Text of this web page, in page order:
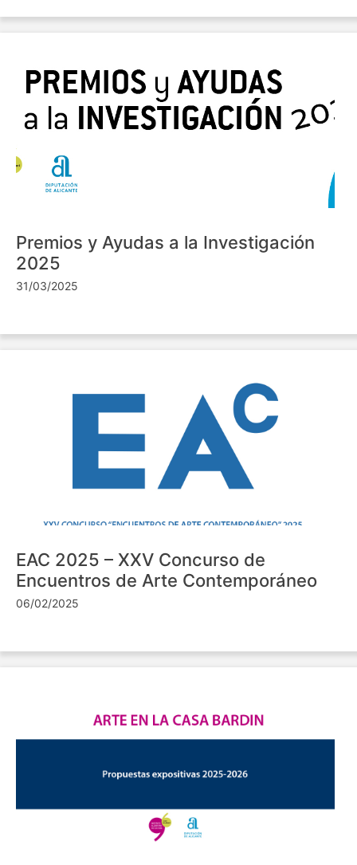
Premios y Ayudas a la Investigación
2025
31/03/2025
EAC 2025 – XXV Concurso de
Encuentros de Arte Contemporáneo
06/02/2025